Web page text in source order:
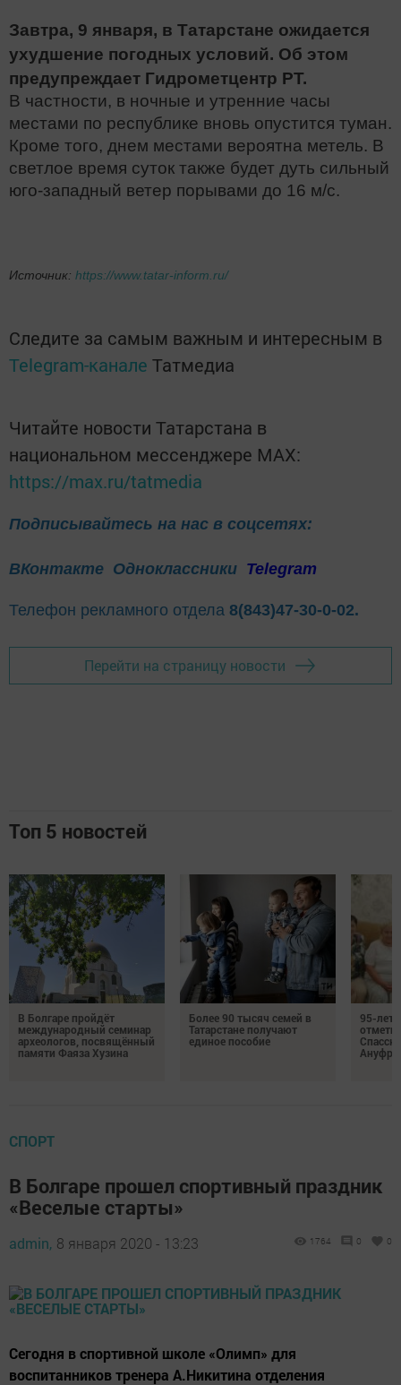
Завтра, 9 января, в Татарстане ожидается
ухудшение погодных условий. Об этом
предупреждает Гидрометцентр РТ.
В частности, в ночные и утренние часы
местами по республике вновь опустится туман.
Кроме того, днем местами вероятна метель. В
светлое время суток также будет дуть сильный
юго-западный ветер порывами до 16 м/с.
Источник: https://www.tatar-inform.ru/
Следите за самым важным и интересным в
Telegram-канале Татмедиа
Читайте новости Татарстана в
национальном мессенджере MАХ:
https://max.ru/tatmedia
Подписывайтесь на нас в соцсетях:
ВКонтакте Одноклассники Telegram
Телефон рекламного отдела 8(843)47-30-0-02.
Перейти на страницу новости
Топ 5 новостей
В Болгаре пройдёт
международный семинар
археологов, посвящённый
памяти Фаяза Хузина
Более 90 тысяч семей в
Татарстане получают
единое пособие
95-
СПОРТ
В Болгаре прошел спортивный праздник
«Веселые старты»
admin, 8 января 2020 - 13:23 1764 0 0
Сегодня в спортивной школе «Олимп» для
воспитанников тренера А.Никитина отделения